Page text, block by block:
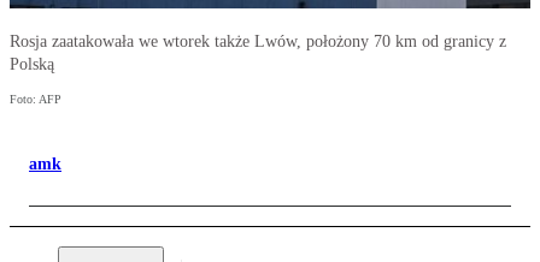
Rosja zaatakowała we wtorek także Lwów, położony 70 km od granicy z
Polską
Foto: AFP
amk